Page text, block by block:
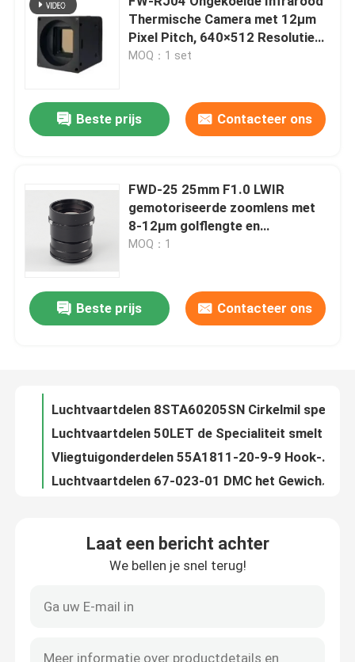
Thuis
Producten
Video's
Fabriekstocht
Kwaliteitscontrole
Vraag een offerte
Luchtvaartdelen
Thermische Camera met 12µm
Pixel Pitch, 640×512 Resolutie
en NETD ≤40mk@25℃ voor
MOQ：1 set
Beste prijs Contacteer ons
FWD-25 25mm F1.0 LWIR
gemotoriseerde zoomlens met
8-12μm golflengte en
athermaliseerd ontwerp in
MOQ：1
Beste prijs Contacteer ons
Luchtvaartdelen 67-023-01 DMC het Gewicht van de de Toebehoreneenheid van de Hulpmiddelentest 0,799999 oz
Laat een bericht achter
We bellen je snel terug!